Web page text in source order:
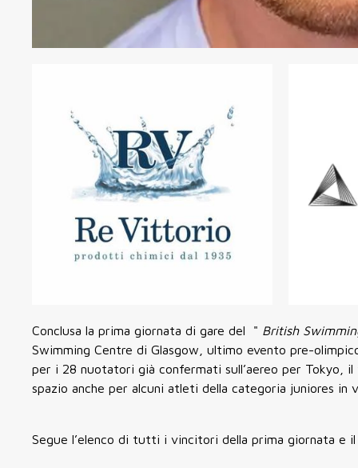
Conclusa la prima giornata di gare del " British
Swimming Centre di Glasgow, ultimo evento pre-
per i 28 nuotatori già confermati sull’aereo per Tokyo,
spazio anche per alcuni atleti della categoria juniores in
Segue l’elenco di tutti i vincitori della prima giornata e il